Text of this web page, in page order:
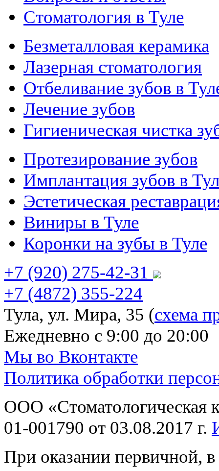
Стоматология в Туле
Безметалловая керамика
Лазерная стоматология
Отбеливание зубов в
Лечение зубов
Гигиеническая чистка
Протезирование зубов
Имплантация зубов в
Эстетическая
Виниры в Туле
Коронки на зубы в Туле
+7 (920) 275-42-31
+7 (4872) 355-224
Тула, ул. Мира, 35 (схема
Ежедневно с 9:00 до 20:00
Мы во Вконтакте
Политика обработки
ООО
01-001790 от 03.08.2017 г.
При оказании первичной,